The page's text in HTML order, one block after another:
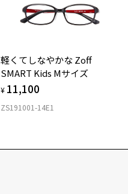
軽くてしなやかな Zoff
SMART Kids Mサイズ
¥ 11,100
ZS191001-14E1